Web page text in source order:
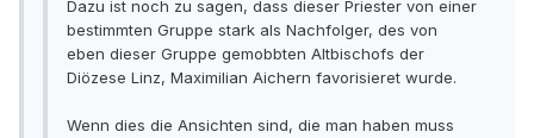
Dazu ist noch zu sagen, dass dieser Priester von einer
bestimmten Gruppe stark als Nachfolger, des von
eben dieser Gruppe gemobbten Altbischofs der
Diözese Linz, Maximilian Aichern favorisieret wurde.
Wenn dies die Ansichten sind, die man haben muss